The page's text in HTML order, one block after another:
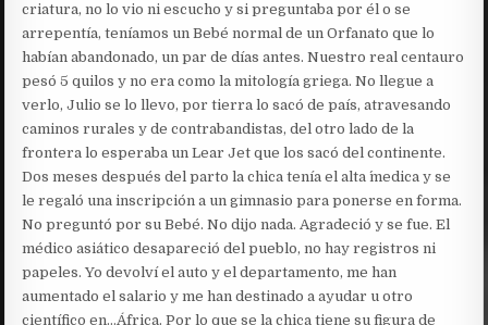
criatura, no lo vio ni escucho y si preguntaba por él o se
arrepentía, teníamos un Bebé normal de un Orfanato que lo
habían abandonado, un par de días antes. Nuestro real centauro
pesó 5 quilos y no era como la mitología griega. No llegue a
verlo, Julio se lo llevo, por tierra lo sacó de país, atravesando
caminos rurales y de contrabandistas, del otro lado de la
frontera lo esperaba un Lear Jet que los sacó del continente.
Dos meses después del parto la chica tenía el alta ´medica y se
le regaló una inscripción a un gimnasio para ponerse en forma.
No preguntó por su Bebé. No dijo nada. Agradeció y se fue. El
médico asiático desapareció del pueblo, no hay registros ni
papeles. Yo devolví el auto y el departamento, me han
aumentado el salario y me han destinado a ayudar u otro
científico en…África. Por lo que se la chica tiene su figura de